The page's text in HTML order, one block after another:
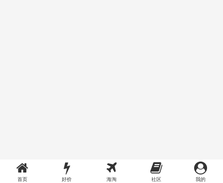
首页 好价 海淘 社区 我的